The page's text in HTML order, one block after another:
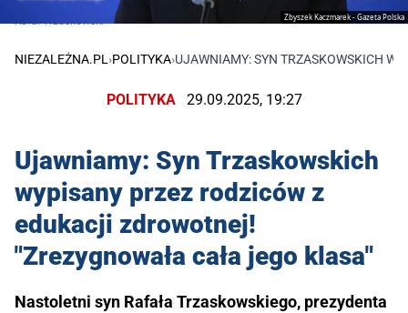
Zbyszek Kaczmarek - Gazeta Polska
Rafał Trzaskowski
NIEZALEŻNA.PL ›POLITYKA›UJAWNIAMY: SYN TRZASKOWSKICH
POLITYKA 29.09.2025, 19:27
Ujawniamy: Syn Trzaskowskich
wypisany przez rodziców z
edukacji zdrowotnej!
"Zrezygnowała cała jego klasa"
Nastoletni syn Rafała Trzaskowskiego, prezydenta